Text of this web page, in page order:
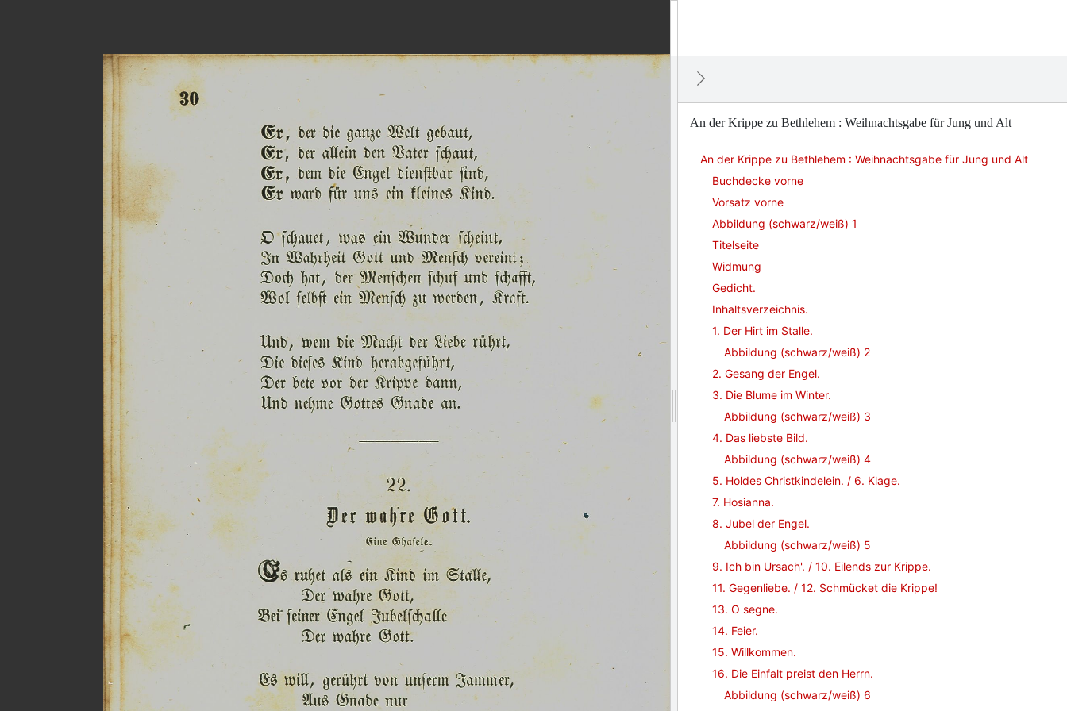
An der Krippe zu Bethlehem : Weihnachtsgabe für Jung und Alt
An der Krippe zu Bethlehem : Weihnachtsgabe für Jung und Alt
Buchdecke vorne
Vorsatz vorne
Abbildung (schwarz/weiß) 1
Titelseite
Widmung
Gedicht.
Inhaltsverzeichnis.
1. Der Hirt im Stalle.
Abbildung (schwarz/weiß) 2
2. Gesang der Engel.
3. Die Blume im Winter.
Abbildung (schwarz/weiß) 3
4. Das liebste Bild.
Abbildung (schwarz/weiß) 4
5. Holdes Christkindelein. / 6. Klage.
7. Hosianna.
8. Jubel der Engel.
Abbildung (schwarz/weiß) 5
9. Ich bin Ursach'. / 10. Eilends zur Krippe.
11. Gegenliebe. / 12. Schmücket die Krippe!
13. O segne.
14. Feier.
15. Willkommen.
16. Die Einfalt preist den Herrn.
Abbildung (schwarz/weiß) 6